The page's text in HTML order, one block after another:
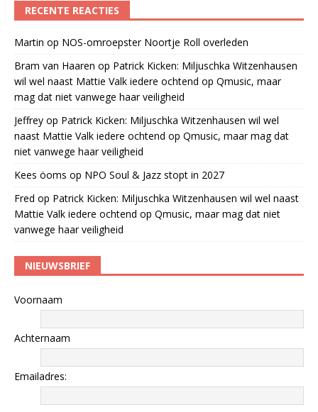
RECENTE REACTIES
Martin op NOS-omroepster Noortje Roll overleden
Bram van Haaren op Patrick Kicken: Miljuschka Witzenhausen
wil wel naast Mattie Valk iedere ochtend op Qmusic, maar
mag dat niet vanwege haar veiligheid
Jeffrey op Patrick Kicken: Miljuschka Witzenhausen wil wel
naast Mattie Valk iedere ochtend op Qmusic, maar mag dat
niet vanwege haar veiligheid
Kees öoms op NPO Soul & Jazz stopt in 2027
Fred op Patrick Kicken: Miljuschka Witzenhausen wil wel naast
Mattie Valk iedere ochtend op Qmusic, maar mag dat niet
vanwege haar veiligheid
NIEUWSBRIEF
Voornaam
Achternaam
Emailadres: